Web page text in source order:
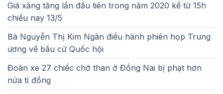
Giá xăng tăng lần đầu tiên trong năm 2020 kể từ 15h
chiều nay 13/5
Bà Nguyễn Thị Kim Ngân điều hành phiên họp Trung
ương về bầu cử Quốc hội
Đoàn xe 27 chiếc chở than ở Đồng Nai bị phạt hơn
nửa tỉ đồng